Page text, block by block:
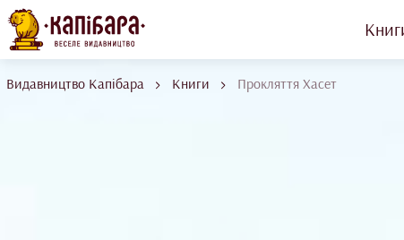
Видавництво Капібара Книги Прокляття Хасет